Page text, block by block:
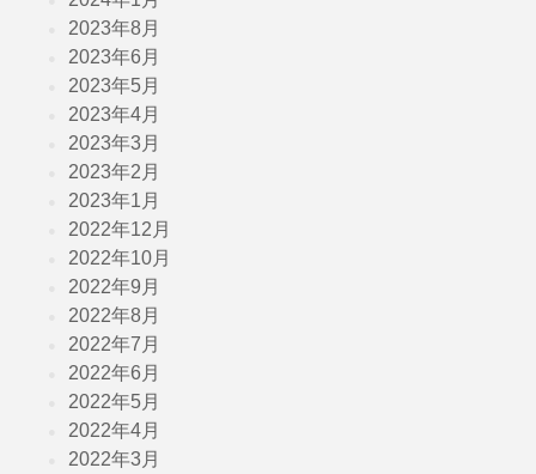
2023年8月
2023年6月
2023年5月
2023年4月
2023年3月
2023年2月
2023年1月
2022年12月
2022年10月
2022年9月
2022年8月
2022年7月
2022年6月
2022年5月
2022年4月
2022年3月